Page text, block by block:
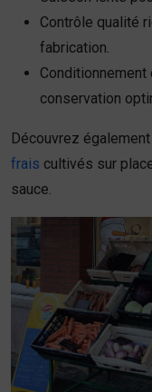
Contrôle qualité
fabrication.
conservation
Découvrez
frais cultivés sur
sauce.